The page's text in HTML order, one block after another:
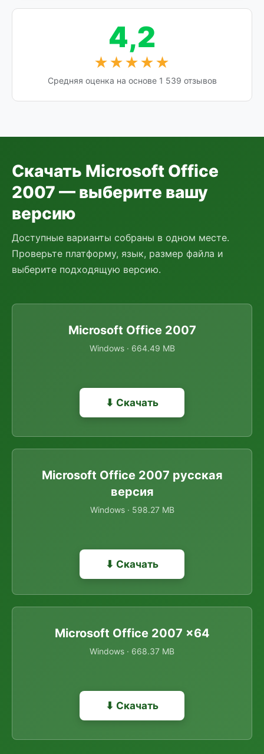
4,2
★★★★★
Средняя оценка на основе 1 539 отзывов
Скачать Microsoft Office
2007 — выберите вашу
версию
Доступные варианты собраны в одном месте.
Проверьте платформу, язык, размер файла и
выберите подходящую версию.
Microsoft Office 2007
Windows · 664.49 MB
⬇ Скачать
Microsoft Office 2007 русская
версия
Windows · 598.27 MB
⬇ Скачать
Microsoft Office 2007 x64
Windows · 668.37 MB
⬇ Скачать